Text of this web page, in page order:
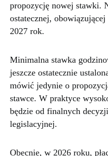
propozycję nowej stawki.
ostatecznej,
2027 rok.
Minimalna stawka
jeszcze ostatecznie
mówić jedynie o
stawce. W praktyce
będzie od finalnych
legislacyjnej.
Obecnie, w 2026 roku,